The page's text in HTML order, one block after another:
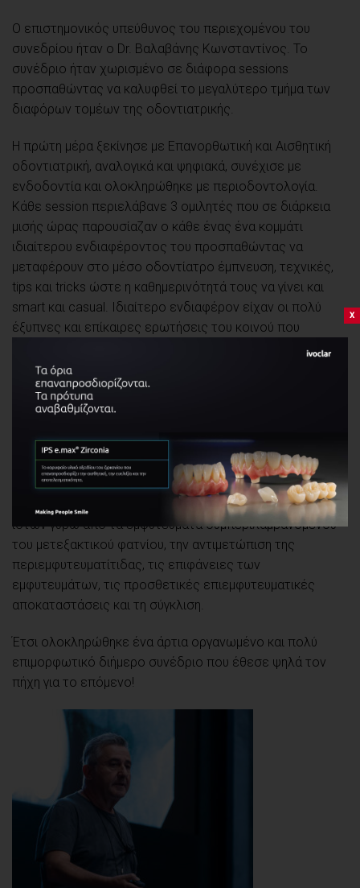
Ο επιστημονικός υπεύθυνος του περιεχομένου του
συνεδρίου ήταν ο Dr. Βαλαβάνης Κωνσταντίνος. Το
συνέδριο ήταν χωρισμένο σε διάφορα sessions
προσπαθώντας να καλυφθεί το μεγαλύτερο τμήμα των
διαφόρων τομέων της οδοντιατρικής.
Η πρώτη μέρα ξεκίνησε με Επανορθωτική και Αισθητική
οδοντιατρική, αναλογικά και ψηφιακά, συνέχισε με
ενδοδοντία και ολοκληρώθηκε με περιοδοντολογία.
Κάθε session περιελάβανε 3 ομιλητές που σε διάρκεια
μισής ώρας παρουσίαζαν ο κάθε ένας ένα κομμάτι
ιδιαίτερου ενδιαφέροντος του προσπαθώντας να
μεταφέρουν στο μέσο οδοντίατρο έμπνευση, τεχνικές,
tips και tricks ώστε η καθημερινότητά τους να γίνει και
smart και casual. Ιδιαίτερο ενδιαφέρον είχαν οι πολύ
έξυπνες και επίκαιρες ερωτήσεις του κοινού που
δημιουργώντας κατάλληλες συνθήκες ώστε ομιλητές και
κοινό να γίνουν μια μεγάλη παρέα ανταλλαγής γνώσεων.
ορθοδοντική, τα εμφυτεύματα και τους
περιεμφυτευματικούς ιστούς. Έγινε μια προσπάθεια να
καλυφθεί σφαιρικά η εμφυτευματολογία αναλύοντας την
ακτινογραφική απεικόνιση, την διαχείριση των μαλακών
ιστών γύρω από τα εμφυτεύματα συμπεριλαμβανομένου
του μετεξακτικού φατνίου, την αντιμετώπιση της
περιεμφυτευματίτιδας, τις επιφάνειες των
εμφυτευμάτων, τις προσθετικές επιεμφυτευματικές
αποκαταστάσεις και τη σύγκλιση.
Έτσι ολοκληρώθηκε ένα άρτια οργανωμένο και πολύ
επιμορφωτικό διήμερο συνέδριο που έθεσε ψηλά τον
πήχη για το επόμενο!
x